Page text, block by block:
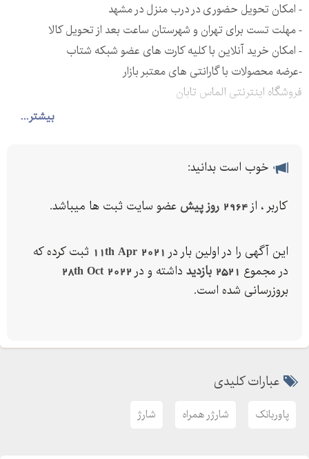
بیشتر...
- امکان تحویل حضوری در درب منزل در مشهد
- مهلت تست برای تهران و شهرستان ساعت بعد از تحویل کالا
- امکان خرید آنلاین با کلیه کارت های عضو شبکه شتاب
-عرضه محصولات با گارانتی های معتبر بازار
فروشگاه اینترنتی الماس تابان
تبلت و لپ تاپ
خوب است بدانید:
کاربر ، از 2964 روز پیش عضو سایت ثبت ها میباشد.
این آگهی را در اولین بار در 11th Apr 2021 ثبت کرده که
در مجموع 2521 بازدید داشته و در 28th Oct 2022
بروزرسانی شده است.
عبارات کلیدی
پاوربانک شارژر همراه شارژ